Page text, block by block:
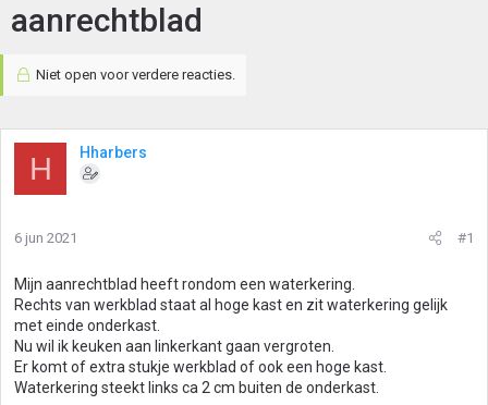
aanrechtblad
Niet open voor verdere reacties.
H Hharbers
6 jun 2021 #1
Mijn aanrechtblad heeft rondom een waterkering.
Rechts van werkblad staat al hoge kast en zit waterkering gelijk
met einde onderkast.
Nu wil ik keuken aan linkerkant gaan vergroten.
Er komt of extra stukje werkblad of ook een hoge kast.
Waterkering steekt links ca 2 cm buiten de onderkast.